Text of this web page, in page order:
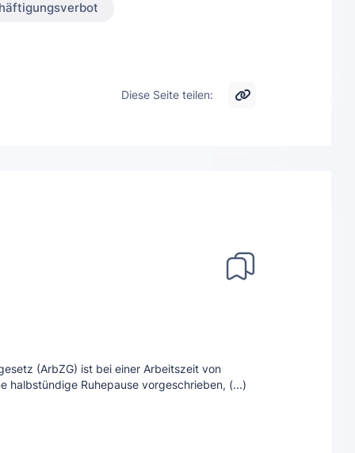
Diese Seite teilen:
(ArbZG) ist bei einer Arbeitszeit von
halbstündige Ruhepause vorgeschrieben, (...)